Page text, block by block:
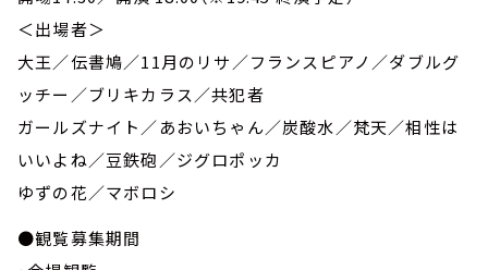
＜出場者＞
大王／伝書鳩／11月のリサ／フランスピアノ／ダブルグ
ッチー／ブリキカラス／共犯者
ガールズナイト／あおいちゃん／炭酸水／梵天／相性は
いいよね／豆鉄砲／ジグロポッカ
ゆずの花／マボロシ
●観覧募集期間